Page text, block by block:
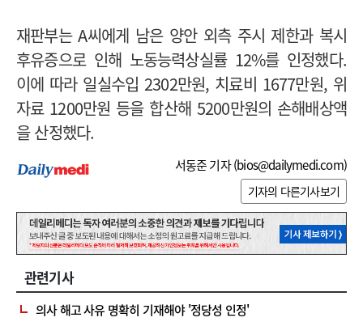
재판부는 A씨에게 남은 양안 외측 주시 제한과 복시
후유증으로 인해 노동능력상실률 12%를 인정했다.
이에 따라 일실수입 2302만원, 치료비 1677만원, 위
자료 1200만원 등을 합산해 5200만원의 손해배상액
을 산정했다.
서동준 기자 (bios@dailymedi.com)
기자의 다른기사보기
관련기사
의사 해고 사유 명확히 기재해야 '정당성 인정'